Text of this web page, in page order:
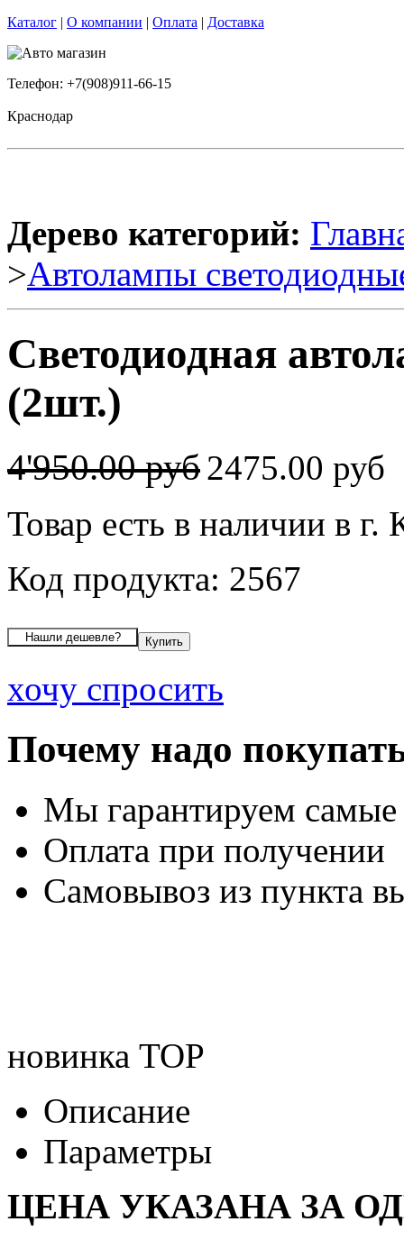
Каталог | О компании | Оплата | Доставка
Телефон: +7(908)911-66-15
Краснодар
Дерево категорий:
>Автолампы
Светодиодная
(2шт.)
4'950.00 руб2475.00 руб
Товар есть в наличии в г.
Код продукта: 2567
хочу спросить
Почему надо
Мы гарантируем
Оплата при получении
Самовывоз из пункта
новинка TOP
Описание
Параметры
ЦЕНА УКАЗАНА ЗА